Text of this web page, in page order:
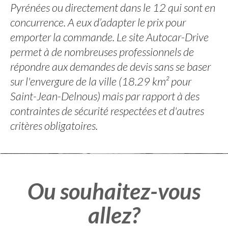
Pyrénées ou directement dans le 12 qui sont en
concurrence. A eux d’adapter le prix pour
emporter la commande. Le site Autocar-Drive
permet à de nombreuses professionnels de
répondre aux demandes de devis sans se baser
sur l'envergure de la ville (18.29 km² pour
Saint-Jean-Delnous) mais par rapport à des
contraintes de sécurité respectées et d'autres
critères obligatoires.
Ou souhaitez-vous
allez?